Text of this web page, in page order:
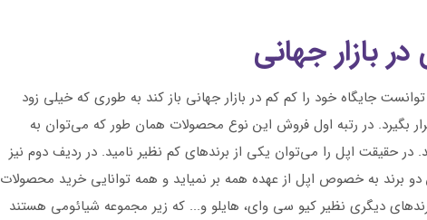
بازار جهانی
جایگاه خود را کم کم در بازار جهانی باز کند به طوری که خیلی زود
بگیرد. در رتبه اول فروش این نوع محصولات همان طور که می‌توان به
حقیقت اپل را می‌توان یکی از برندهای کم نظیر نامید. در ردیف دوم نیز
دو برند به خصوص اپل از عهده همه بر نمیاید و همه توانایی خرید محصولات
دیگری نظیر کیو سی وای، هایلو و... که زیر مجموعه شیائومی هستند